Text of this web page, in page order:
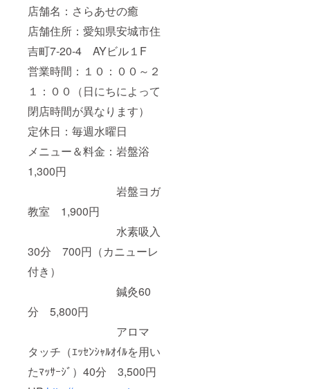
店舗名：さらあせの癒
店舗住所：愛知県安城市住
吉町7‐20‐4 AYビル１F
営業時間：１０：００～２
１：００（日にちによって
閉店時間が異なります）
定休日：毎週水曜日
メニュー＆料金：岩盤浴
1,300円
岩盤ヨガ
教室 1,900円
水素吸入
30分 700円（カニューレ
付き）
鍼灸60
分 5,800円
アロマ
タッチ（ｴｯｾﾝｼｬﾙｵｲﾙを用い
たﾏｯｻｰｼﾞ）40分 3,500円